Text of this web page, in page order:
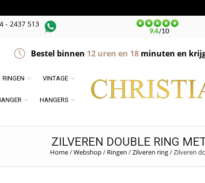
- 2437 513
Bestel binnen 12uren en 18minuten en
RINGEN VINTAGE
HANGERS
ZILVEREN DOUBLE RING
Home/Webshop/ Ringen /Zilveren ring/Zilveren